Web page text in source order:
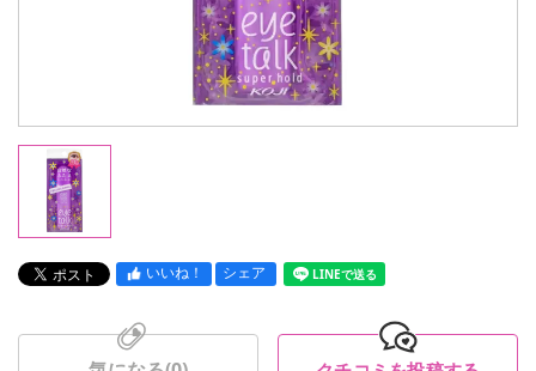
いいね！ シェア LINEで送る